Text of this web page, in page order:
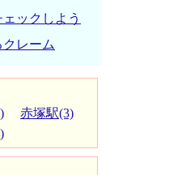
ックしよう
レーム
赤塚駅(3)